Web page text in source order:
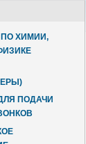
ПО ХИМИИ,
ПОДАЧИ